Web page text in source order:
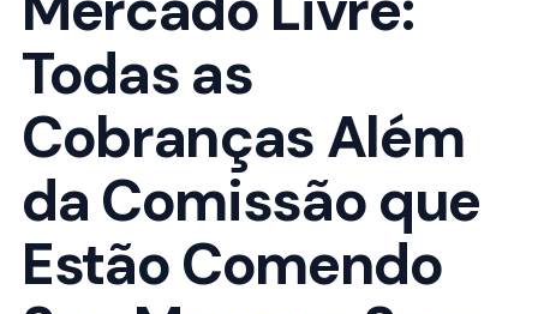
Todas as
Cobranças Além
da Comissão que
Estão Comendo